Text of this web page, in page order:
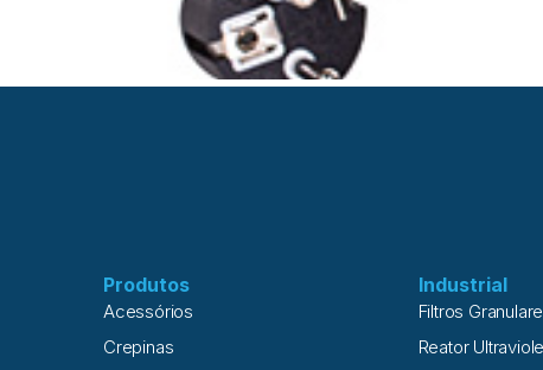
Produtos
Acessórios
Crepinas
Industrial
Filtros
Reator